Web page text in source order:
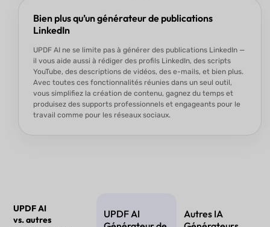
Bien plus qu’un générateur de publications
LinkedIn
UPDF AI ne se limite pas à générer des publications LinkedIn —
il vous aide aussi à rédiger des profils LinkedIn, des scripts
YouTube, des descriptions de vidéos, des e-mails, et bien plus.
Avec toutes ces fonctionnalités réunies dans un seul outil,
vous simplifiez la création de contenu, gagnez du temps et
produisez des supports professionnels et engageants pour le
travail comme pour les réseaux sociaux.
UPDF AI
vs. autres
UPDF AI
Autres IA